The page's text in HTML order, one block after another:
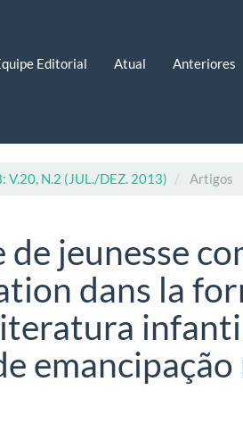
Editorial Atual Anteriores
V.20, N.2 (JUL./DEZ. 2013) Artigos
jeunesse
dans la